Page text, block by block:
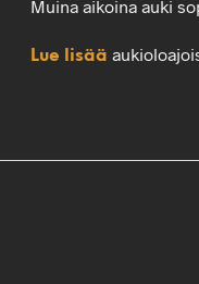
Muina aikoina auki
Lue lisää